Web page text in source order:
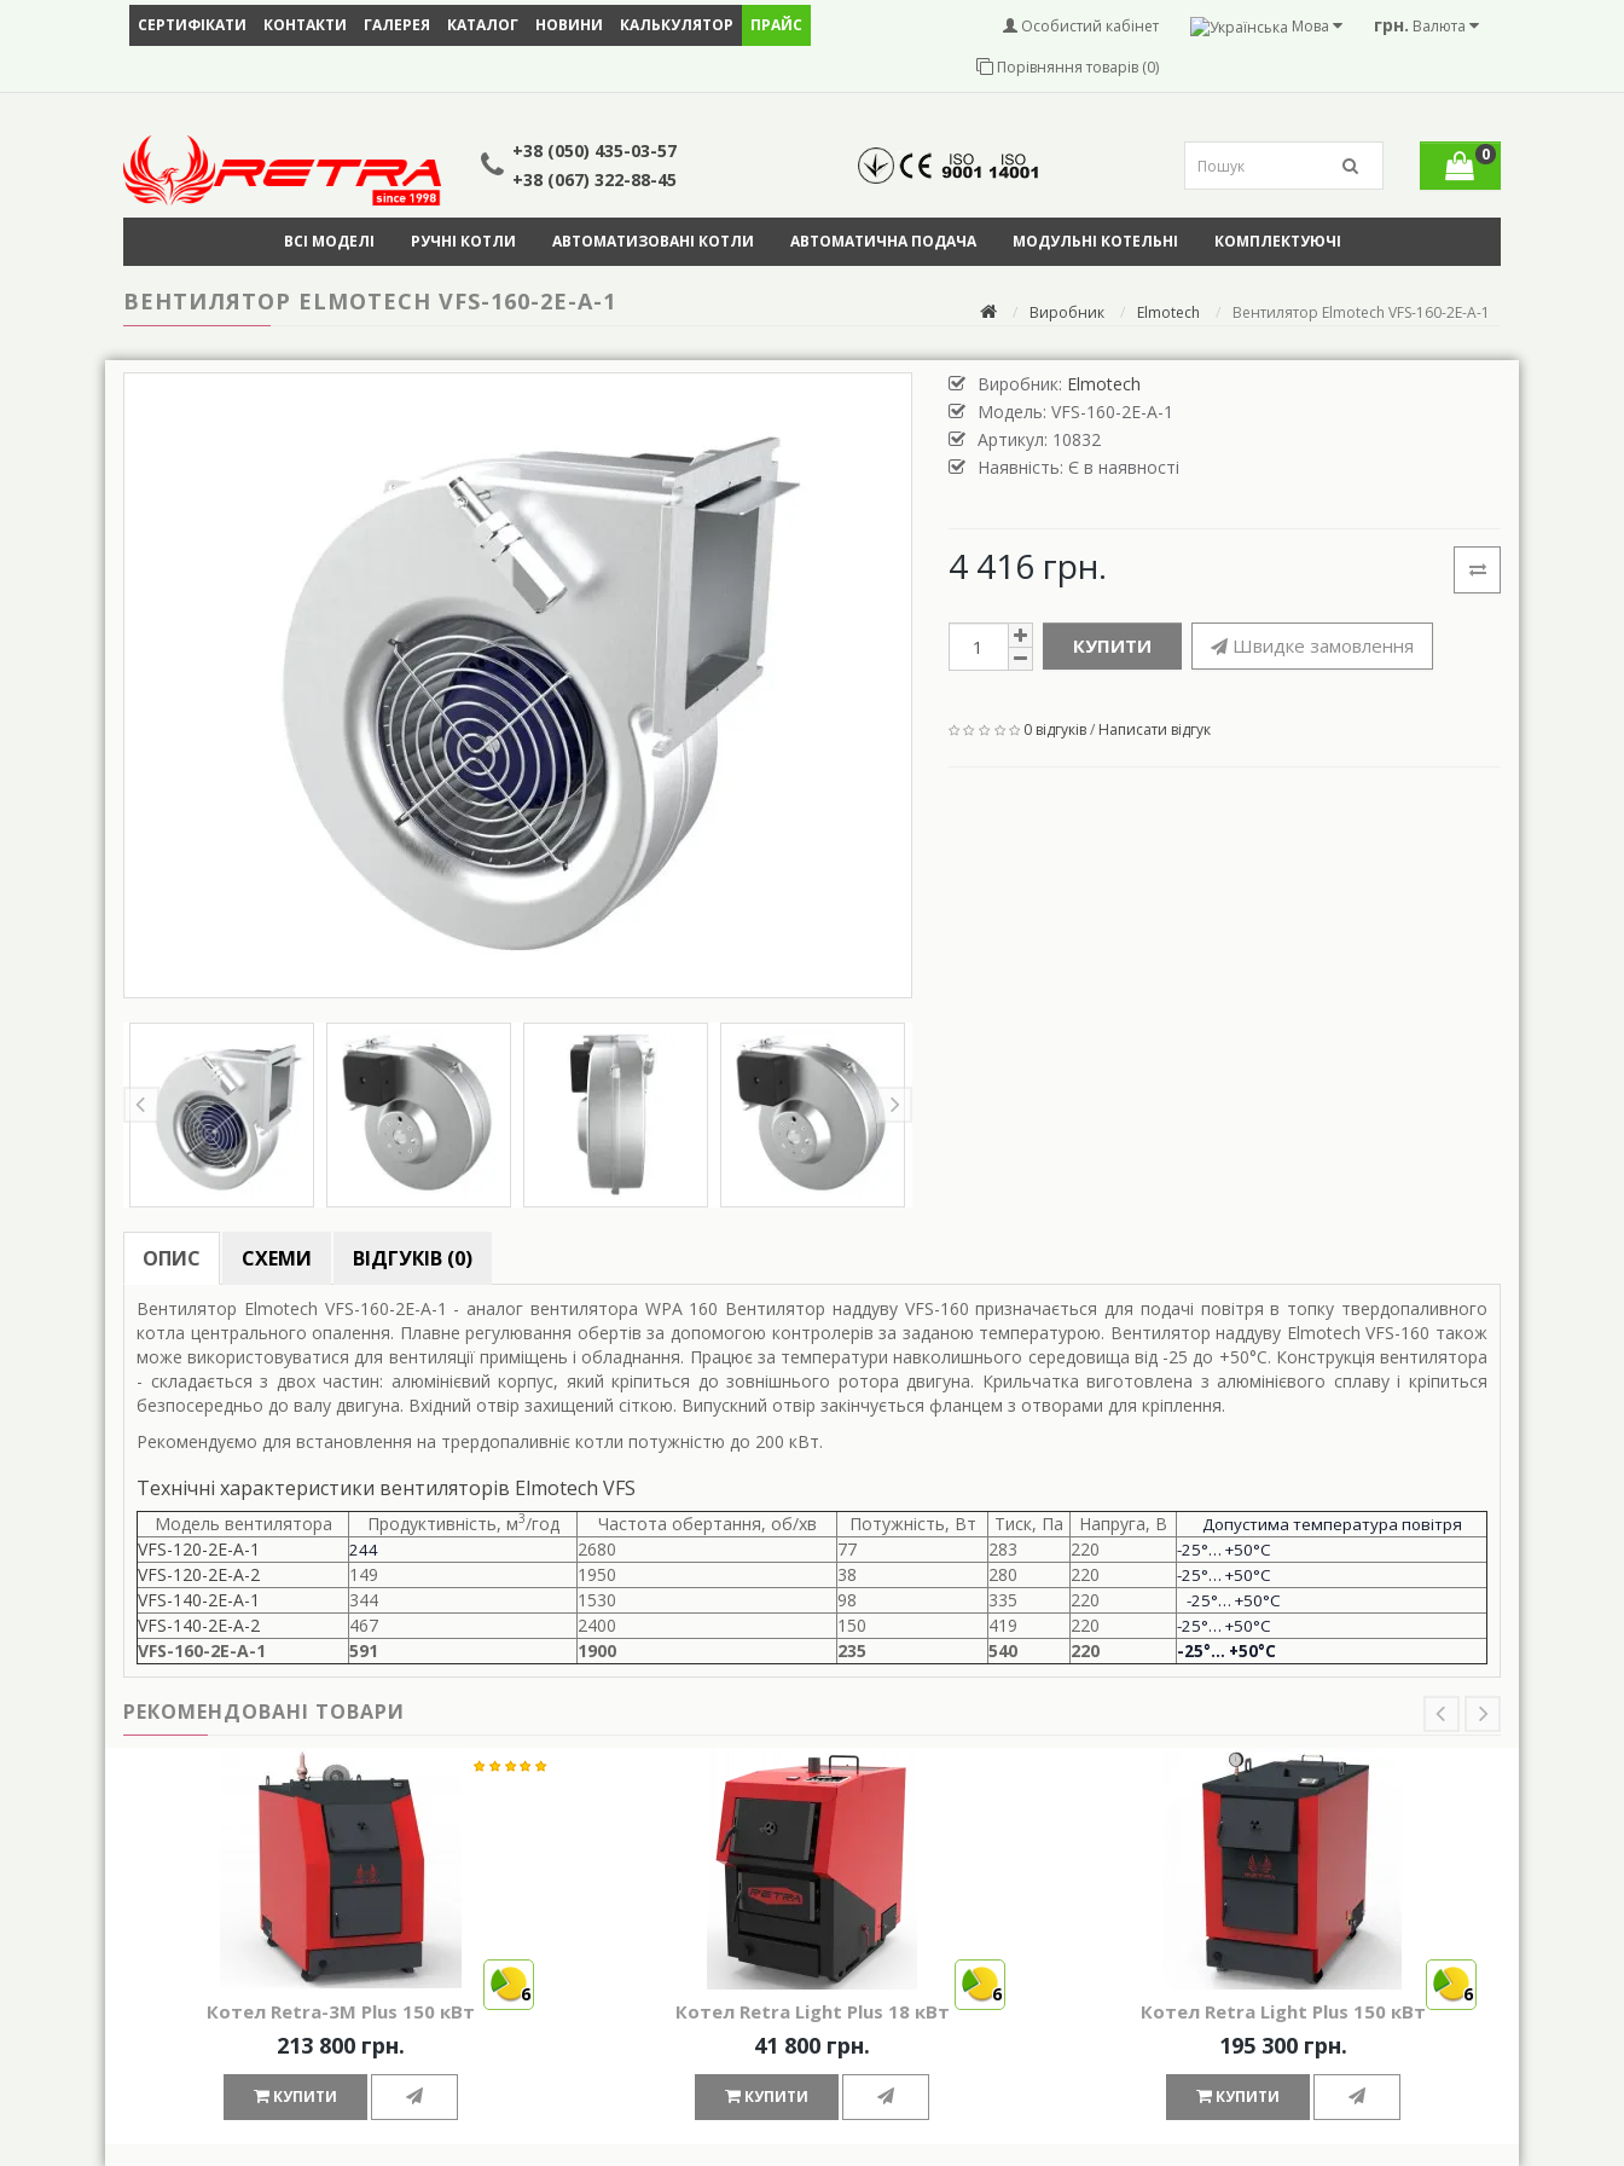
СЕРТИФІКАТИ КОНТАКТИ ГАЛЕРЕЯ КАТАЛОГ НОВИНИ КАЛЬКУЛЯТОР ПРАЙС грн. Валюта
Мова
Особистий кабінет
Порівняння товарів (0)
+38 (050) 435-03-57
+38 (067) 322-88-45
0
ВСІ МОДЕЛІ РУЧНІ КОТЛИ АВТОМАТИЗОВАНІ КОТЛИ АВТОМАТИЧНА ПОДАЧА МОДУЛЬНІ КОТЕЛЬНІ КОМПЛЕКТУЮЧІ
Виробник Elmotech Вeнтилятор Elmotech VFS-160-2E-A-1
ВEНТИЛЯТОР ELMOTECH VFS-160-2E-A-1
Виробник: Elmotech
Модель: VFS-160-2E-A-1
Артикул: 10832
Наявність: Є в наявності
4 416 грн.
КУПИТИ Швидке замовлення
0 відгуків/ Написати відгук
ОПИС СХЕМИ ВІДГУКІВ (0)
Вентилятор Elmotech VFS-160-2E-A-1 - аналог вентилятора WPA 160 Вентилятор наддуву VFS-160 призначається для подачі повітря в топку твердопаливного
котла центрального опалення. Плавне регулювання обертів за допомогою контролерів за заданою температурою. Вентилятор наддуву Elmotech VFS-160 також
може використовуватися для вентиляції приміщень і обладнання. Працює за температури навколишнього середовища від -25 до +50°С. Конструкція вентилятора
- складається з двох частин: алюмінієвий корпус, який кріпиться до зовнішнього ротора двигуна. Крильчатка виготовлена з алюмінієвого сплаву і кріпиться
безпосередньо до валу двигуна. Вхідний отвір захищений сіткою. Випускний отвір закінчується фланцем з отворами для кріплення.
Рекомендуємо для встановлення на трердопаливніє котли потужністю до 200 кВт.
Технічні характеристики вентиляторів Elmotech VFS
Модель вентилятора Продуктивність, м3/год Частота обертання, об/хв Потужність, Вт Тиск, Па Напруга, В Допустима температура повітря
VFS-120-2E-A-1 244 2680 77 283 220 -25°… +50°C
VFS-120-2E-A-2 149 1950 38 280 220 -25°… +50°C
VFS-140-2E-A-1 344 1530 98 335 220 -25°… +50°C
VFS-140-2E-A-2 467 2400 150 419 220 -25°… +50°C
VFS-160-2E-A-1 591 1900 235 540 220 -25°… +50°C
РЕКОМЕНДОВАНІ ТОВАРИ
6
Котел Retra-3М Plus 150 кВт
213 800 грн.
КУПИТИ
6
Котел Retra Light Plus 18 кВт
41 800 грн.
КУПИТИ
6
Котел Retra Light Plus 150 кВт
195 300 грн.
КУПИТИ